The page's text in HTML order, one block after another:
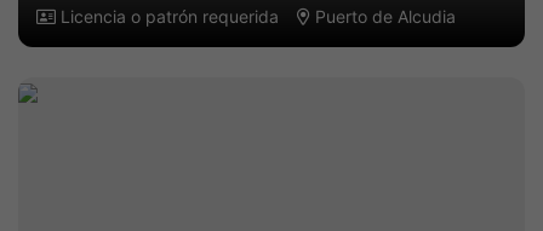
Licencia o patrón requerida
Puerto de Alcudia